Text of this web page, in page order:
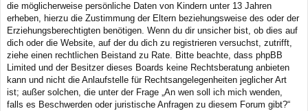
die möglicherweise persönliche Daten von Kindern unter 13 Jahren
erheben, hierzu die Zustimmung der Eltern beziehungsweise des oder der
Erziehungsberechtigten benötigen. Wenn du dir unsicher bist, ob dies auf
dich oder die Website, auf der du dich zu registrieren versuchst, zutrifft,
ziehe einen rechtlichen Beistand zu Rate. Bitte beachte, dass phpBB
Limited und der Besitzer dieses Boards keine Rechtsberatung anbieten
kann und nicht die Anlaufstelle für Rechtsangelegenheiten jeglicher Art
ist; außer solchen, die unter der Frage „An wen soll ich mich wenden,
falls es Beschwerden oder juristische Anfragen zu diesem Forum gibt?“